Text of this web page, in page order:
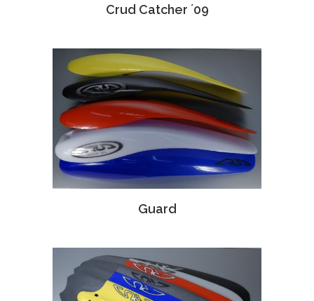
Crud Catcher ´09
Guard